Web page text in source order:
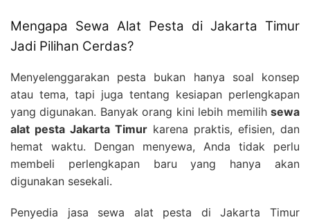
Mengapa Sewa Alat Pesta di Jakarta Timur
Jadi Pilihan Cerdas?
Menyelenggarakan pesta bukan hanya soal konsep
atau tema, tapi juga tentang kesiapan perlengkapan
yang digunakan. Banyak orang kini lebih memilih sewa
alat pesta Jakarta Timur karena praktis, efisien, dan
hemat waktu. Dengan menyewa, Anda tidak perlu
membeli perlengkapan baru yang hanya akan
digunakan sesekali.
Penyedia jasa sewa alat pesta di Jakarta Timur